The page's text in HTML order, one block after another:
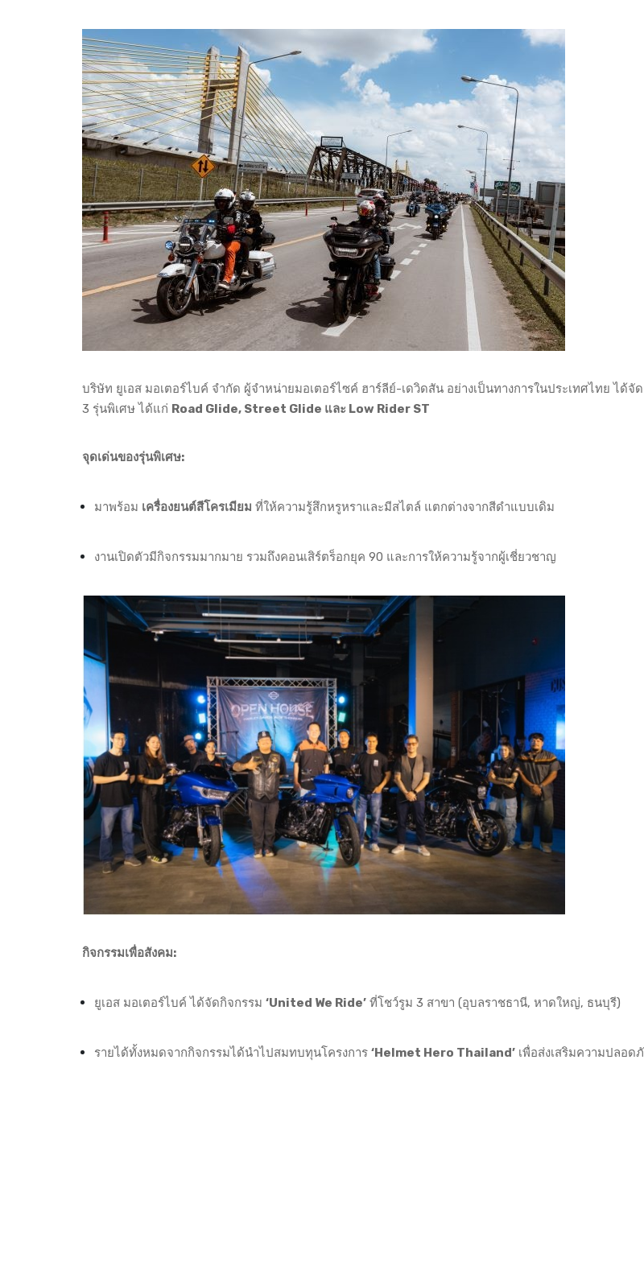
บริษัท ยูเอส มอเตอร์ไบค์ จำกัด ผู้จำหน่ายมอเตอร์ไซค์ ฮาร์ลีย์-เดวิดสัน อย่างเป็นทางการในประเทศไทย ได้จั
3 รุ่นพิเศษ ได้แก่ Road Glide, Street Glide และ Low Rider ST
จุดเด่นของรุ่นพิเศษ:
มาพร้อม เครื่องยนต์สีโครเมียม ที่ให้ความรู้สึกหรูหราและมีสไตล์ แตกต่างจากสีดำแบบเดิม
งานเปิดตัวมีกิจกรรมมากมาย รวมถึงคอนเสิร์ตร็อกยุค 90 และการให้ความรู้จากผู้เชี่ยวชาญ
กิจกรรมเพื่อสังคม:
ยูเอส มอเตอร์ไบค์ ได้จัดกิจกรรม ‘United We Ride’ ที่โชว์รูม 3 สาขา (อุบลราชธานี, หาดใหญ่, ธนบุรี)
รายได้ทั้งหมดจากกิจกรรมได้นำไปสมทบทุนโครงการ ‘Helmet Hero Thailand’ เพื่อส่งเสริมความปลอด